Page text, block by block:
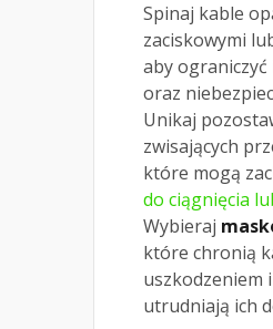
Spinaj kable
zaciskowymi
aby
oraz
Unikaj
zwisających
które mogą
do ciągnięcia
Wybieraj
które chronią
uszkodzeniem
utrudniają ich